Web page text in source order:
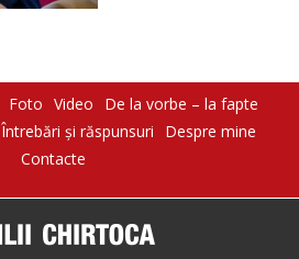
Foto Video
De la vorbe – la fapte
Întrebări şi răspunsuri
Despre mine
Contacte